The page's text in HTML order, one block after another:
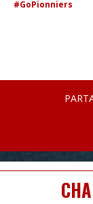
#GoPionniers